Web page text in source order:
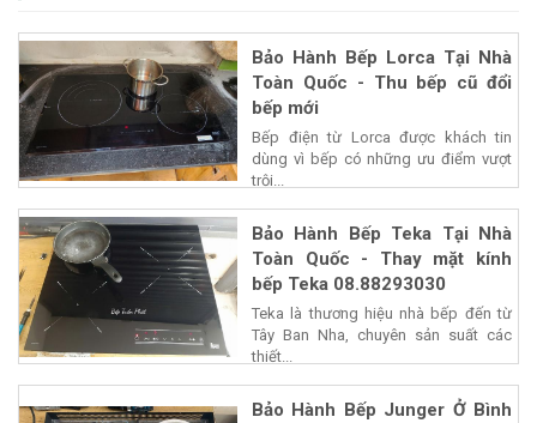
Bảo Hành Bếp Lorca Tại Nhà
Toàn Quốc - Thu bếp cũ đổi
bếp mới
Bếp điện từ Lorca được khách tin
dùng vì bếp có những ưu điểm vượt
trội...
Bảo Hành Bếp Teka Tại Nhà
Toàn Quốc - Thay mặt kính
bếp Teka 08.88293030
Teka là thương hiệu nhà bếp đến từ
Tây Ban Nha, chuyên sản suất các
thiết...
Bảo Hành Bếp Junger Ở Bình